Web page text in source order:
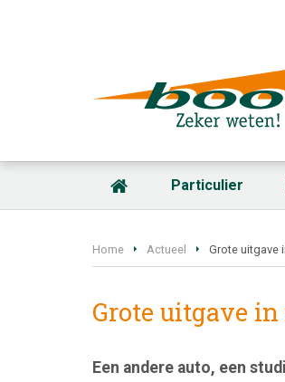
Particulier
Home Actueel Grote uitgave
Grote uitgave
Een andere auto, een